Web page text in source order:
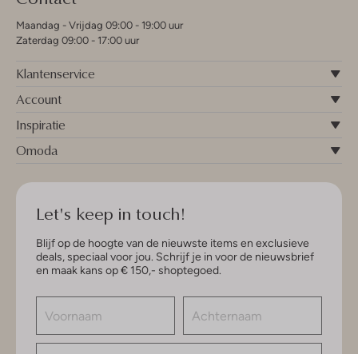
Maandag - Vrijdag 09:00 - 19:00 uur
Zaterdag 09:00 - 17:00 uur
Klantenservice
Account
Inspiratie
Omoda
Let's keep in touch!
Blijf op de hoogte van de nieuwste items en exclusieve
deals, speciaal voor jou. Schrijf je in voor de nieuwsbrief
en maak kans op € 150,- shoptegoed.